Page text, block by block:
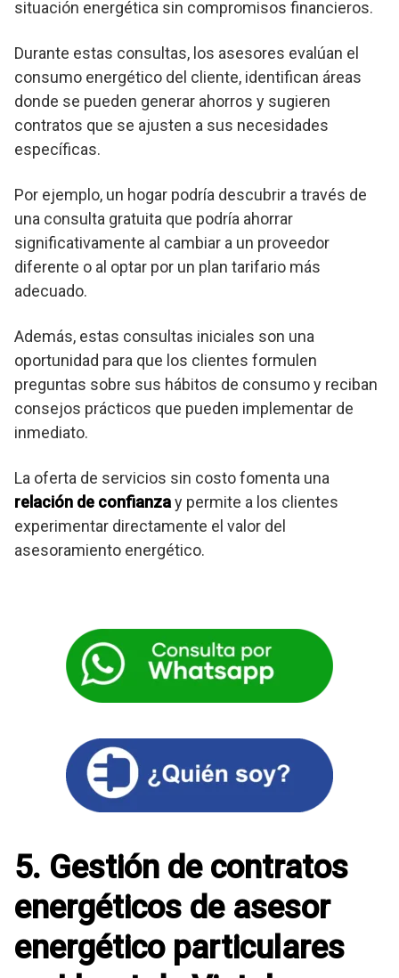
situación energética sin compromisos financieros.
Durante estas consultas, los asesores evalúan el
consumo energético del cliente, identifican áreas
donde se pueden generar ahorros y sugieren
contratos que se ajusten a sus necesidades
específicas.
Por ejemplo, un hogar podría descubrir a través de
una consulta gratuita que podría ahorrar
significativamente al cambiar a un proveedor
diferente o al optar por un plan tarifario más
adecuado.
Además, estas consultas iniciales son una
oportunidad para que los clientes formulen
preguntas sobre sus hábitos de consumo y reciban
consejos prácticos que pueden implementar de
inmediato.
La oferta de servicios sin costo fomenta una
relación de confianzay permite a los clientes
experimentar directamente el valor del
asesoramiento energético.
5. Gestión de contratos
energéticos de asesor
energético particulares